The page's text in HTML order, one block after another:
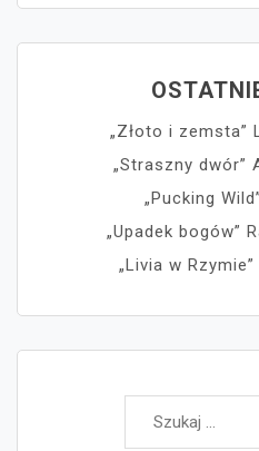
„Złoto i zemsta”
„Straszny dwór”
„Pucking
„Upadek bogów”
„Livia w
Szukaj: